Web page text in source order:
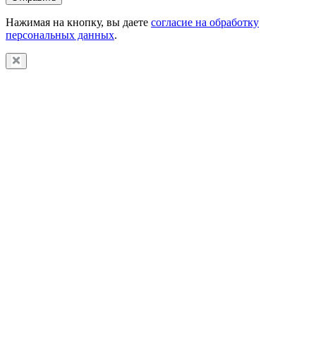
Нажимая на кнопку, вы даете согласие на обработку
персональных данных.